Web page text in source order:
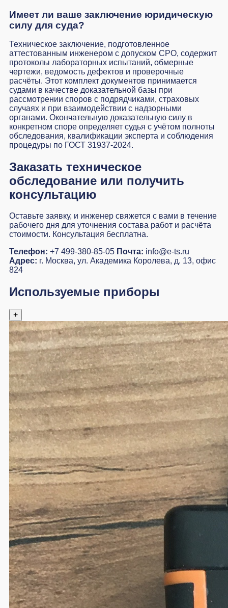
Имеет ли ваше заключение юридическую
силу для суда?
Техническое заключение, подготовленное
аттестованным инженером с допуском СРО, содержит
протоколы лабораторных испытаний, обмерные
чертежи, ведомость дефектов и проверочные
расчёты. Этот комплект документов принимается
судами в качестве доказательной базы при
рассмотрении споров с подрядчиками, страховых
случаях и при взаимодействии с надзорными
органами. Окончательную доказательную силу в
конкретном споре определяет судья с учётом полноты
обследования, квалификации эксперта и соблюдения
процедуры по ГОСТ 31937-2024.
Заказать техническое
обследование или получить
консультацию
Оставьте заявку, и инженер свяжется с вами в течение
рабочего дня для уточнения состава работ и расчёта
стоимости. Консультация бесплатна.
Телефон: +7 499-380-85-05 Почта: info@e-ts.ru
Адрес: г. Москва, ул. Академика Королева, д. 13, офис
824
Используемые приборы
+